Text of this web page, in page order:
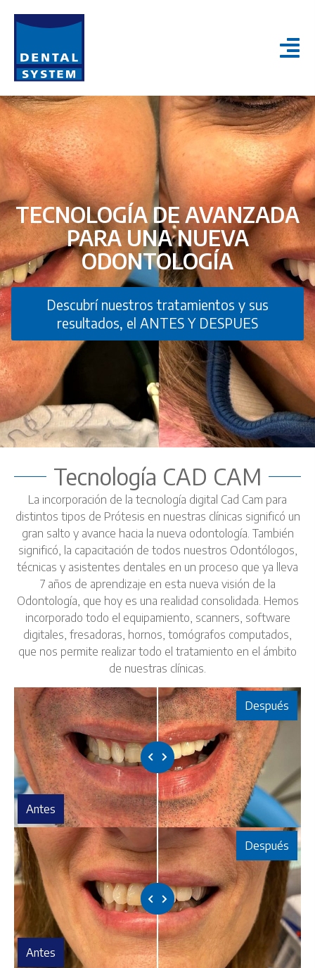
TECNOLOGÍA DE AVANZADA
PARA UNA NUEVA
ODONTOLOGÍA
Descubrí nuestros tratamientos y sus
resultados, el ANTES Y DESPUES
Tecnología CAD CAM
La incorporación de la tecnología digital Cad Cam para
distintos tipos de Prótesis en nuestras clínicas significó un
gran salto y avance hacia la nueva odontología. También
significó, la capacitación de todos nuestros Odontólogos,
técnicas y asistentes dentales en un proceso que ya lleva
7 años de aprendizaje en esta nueva visión de la
Odontología, que hoy es una realidad consolidada. Hemos
incorporado todo el equipamiento, scanners, software
digitales, fresadoras, hornos, tomógrafos computados,
que nos permite realizar todo el tratamiento en el ámbito
de nuestras clínicas.
Antes
Después
Antes
Después